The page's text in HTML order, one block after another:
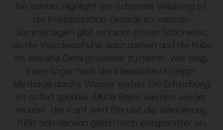
Ein echtes Highlight am Schenner Waalweg ist
die Kneippstation. Gerade an warmen
Sommertagen gibt es kaum etwas Schöneres,
als die Wanderschuhe auszuziehen und die Füße
ins eiskalte Gebirgswasser zu halten. Wer mag,
kann sogar nach der klassischen Kneipp-
Methode durchs Wasser waten. Die Erfrischung
ist sofort spürbar. Müde Beine werden wieder
munter, der Kopf wird frei und die Wanderung
fühlt sich danach gleich noch entspannter an.